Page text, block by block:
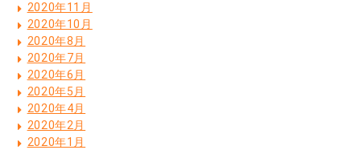
2020年11月
2020年10月
2020年8月
2020年7月
2020年6月
2020年5月
2020年4月
2020年2月
2020年1月